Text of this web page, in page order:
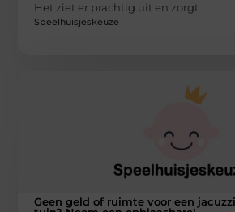
Het ziet er prachtig uit en zorgt
Speelhuisjeskeuze
Geen geld of ruimte voor een